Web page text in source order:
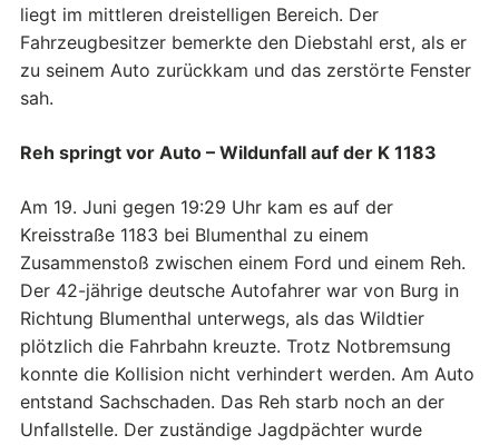
liegt im mittleren dreistelligen Bereich. Der
Fahrzeugbesitzer bemerkte den Diebstahl erst, als er
zu seinem Auto zurückkam und das zerstörte Fenster
sah.
Reh springt vor Auto – Wildunfall auf der K 1183
Am 19. Juni gegen 19:29 Uhr kam es auf der
Kreisstraße 1183 bei Blumenthal zu einem
Zusammenstoß zwischen einem Ford und einem Reh.
Der 42-jährige deutsche Autofahrer war von Burg in
Richtung Blumenthal unterwegs, als das Wildtier
plötzlich die Fahrbahn kreuzte. Trotz Notbremsung
konnte die Kollision nicht verhindert werden. Am Auto
entstand Sachschaden. Das Reh starb noch an der
Unfallstelle. Der zuständige Jagdpächter wurde